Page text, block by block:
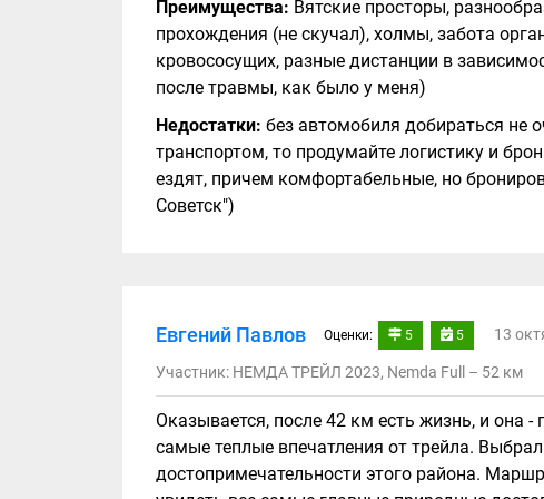
Преимущества: Вятские просторы,
прохождения (не скучал), холмы, забота
кровососущих, разные дистанции в
после травмы, как было у меня)
Недостатки: без автомобиля добираться не
транспортом, то продумайте логистику и
ездят, причем комфортабельные, но
Советск")
Евгений Павлов Оценки: 5 5 13
Участник: НЕМДА ТРЕЙЛ 2023, Nemda Full – 52 км
Оказывается, после 42 км есть жизнь, и она
самые теплые впечатления от трейла.
достопримечательности этого района.